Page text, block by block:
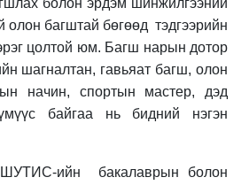
багштай бөгөөд тэдгээрийн
цолтой юм. Багш нарын дотор
шагналтан, гавьяат багш, олон
начин, спортын мастер, дэд
байгаа нь бидний нэгэн
ийн бакалаврын болон